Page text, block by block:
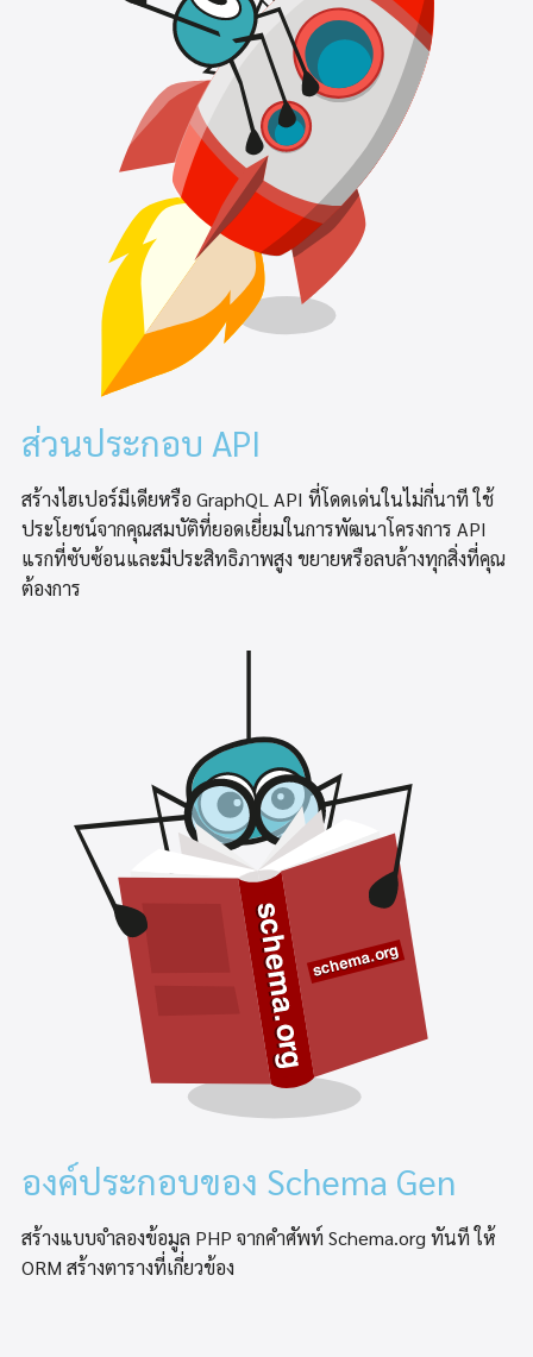
ส่วนประกอบ API
สร้างไฮเปอร์มีเดียหรือ GraphQL API ที่โดดเด่นในไม่กี่นาที ใช้
ประโยชน์จากคุณสมบัติที่ยอดเยี่ยมในการพัฒนาโครงการ API
แรกที่ซับซ้อนและมีประสิทธิภาพสูง ขยายหรือลบล้างทุกสิ่งที่คุณ
ต้องการ
องค์ประกอบของ Schema Gen
สร้างแบบจำลองข้อมูล PHP จากคำศัพท์ Schema.org ทันที ให้
ORM สร้างตารางที่เกี่ยวข้อง